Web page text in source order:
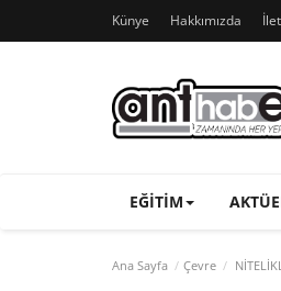
Künye Hakkımızda
EĞITIM
Ana Sayfa Çevre